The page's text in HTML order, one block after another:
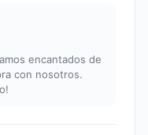
encantados de
con nosotros.